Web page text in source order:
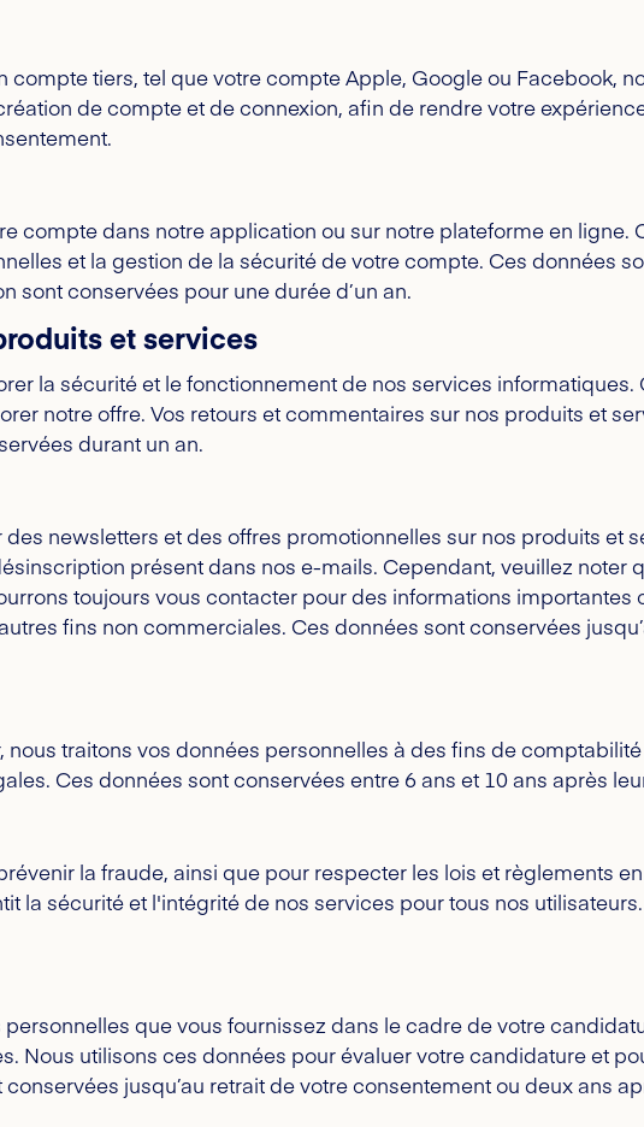
tiers, tel que votre compte Apple, Google ou Facebook,
de compte et de connexion, afin de rendre votre
compte dans notre application ou sur notre plateforme en ligne.
et la gestion de la sécurité de votre compte. Ces données
sont conservées pour une durée d’un an.
et services
la sécurité et le fonctionnement de nos services
notre offre. Vos retours et commentaires sur nos produits et
durant un an.
newsletters et des offres promotionnelles sur nos produits et
présent dans nos e-mails. Cependant, veuillez noter
toujours vous contacter pour des informations importantes
fins non commerciales. Ces données sont conservées
traitons vos données personnelles à des fins de
Ces données sont conservées entre 6 ans et 10 ans après
la fraude, ainsi que pour respecter les lois et règlements
la sécurité et l'intégrité de nos services pour tous nos
que vous fournissez dans le cadre de votre
Nous utilisons ces données pour évaluer votre candidature et
jusqu’au retrait de votre consentement ou deux ans